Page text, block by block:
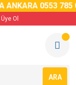
0553 785 02
Üye Ol
ARA